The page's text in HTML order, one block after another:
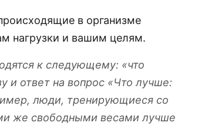
в организме
нагрузки и вашим целям.
к следующему: «что
и ответ на вопрос «Что лучше:
люди, тренирующиеся со
же свободными весами лучше